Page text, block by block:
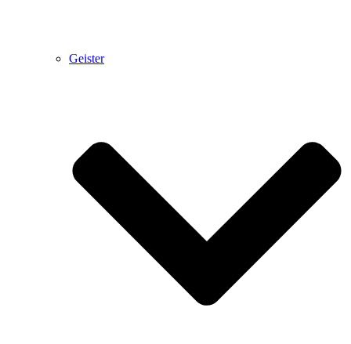
Geister